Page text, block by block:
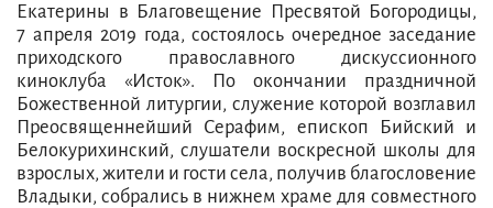
Екатерины в Благовещение Пресвятой Богородицы,
7 апреля 2019 года, состоялось очередное заседание
приходского православного дискуссионного
киноклуба «Исток». По окончании праздничной
Божественной литургии, служение которой возглавил
Преосвященнейший Серафим, епископ Бийский и
Белокурихинский, слушатели воскресной школы для
взрослых, жители и гости села, получив благословение
Владыки, собрались в нижнем храме для совместного